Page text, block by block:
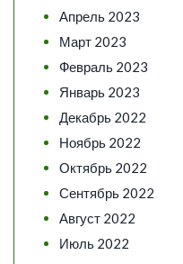
Апрель 2023
Март 2023
Февраль 2023
Январь 2023
Декабрь 2022
Ноябрь 2022
Октябрь 2022
Сентябрь 2022
Август 2022
Июль 2022